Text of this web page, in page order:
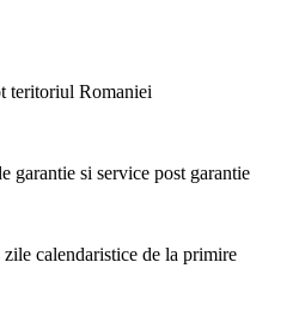
teritoriul Romaniei
garantie si service post garantie
calendaristice de la primire